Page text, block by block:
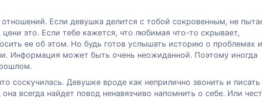
Если девушка делится с тобой сокровенным, не
это. Если тебе кажется, что любимая что-то скрывает,
ее об этом. Но будь готов услышать историю о проблемах
Информация может быть очень неожиданной. Поэтому иногда
соскучилась. Девушке вроде как неприлично звонить и писать
всегда найдет повод ненавязчиво напомнить о себе. Или